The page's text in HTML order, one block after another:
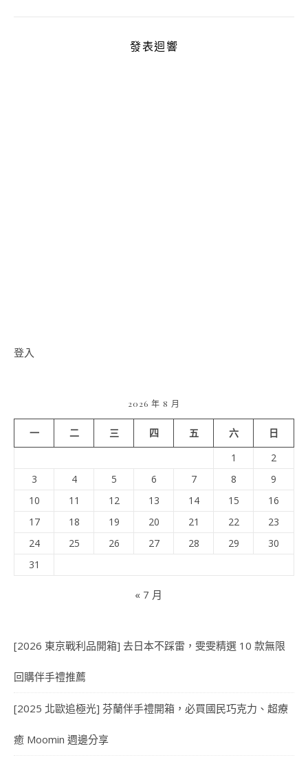
發表迴響
登入
2026 年 8 月
一 二 三 四 五 六
日
1
2
3
4 5 6 7 8
9
10
11 12 13 14 15
16
17
18 19 20 21 22
23
24
25 26 27 28 29
30
31
« 7 月
[2026 東京戰利品開箱] 去日本不踩雷，雯雯精選 10 款無限
回購伴手禮推薦
[2025 北歐追極光] 芬蘭伴手禮開箱，必買國民巧克力、超療
癒 Moomin 週邊分享